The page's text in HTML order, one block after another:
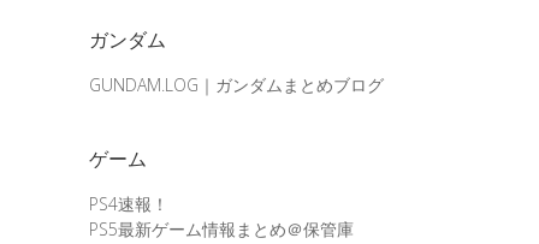
ガンダム
GUNDAM.LOG｜ガンダムまとめブログ
ゲーム
PS4速報！
PS5最新ゲーム情報まとめ＠保管庫